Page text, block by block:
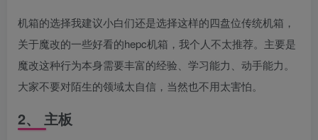
机箱的选择我建议小白们还是选择这样的四盘位传统机箱，
关于魔改的一些好看的hepc机箱，我个人不太推荐。主要是
魔改这种行为本身需要丰富的经验、学习能力、动手能力。
大家不要对陌生的领域太自信，当然也不用太害怕。
2、 主板